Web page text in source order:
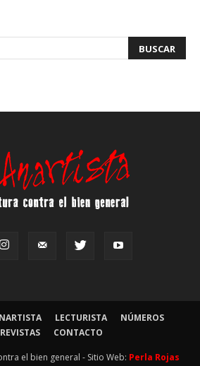
LECTURISTA
NÚMEROS
CONTACTO
el bien general - Sitio Web: Perla Rojas